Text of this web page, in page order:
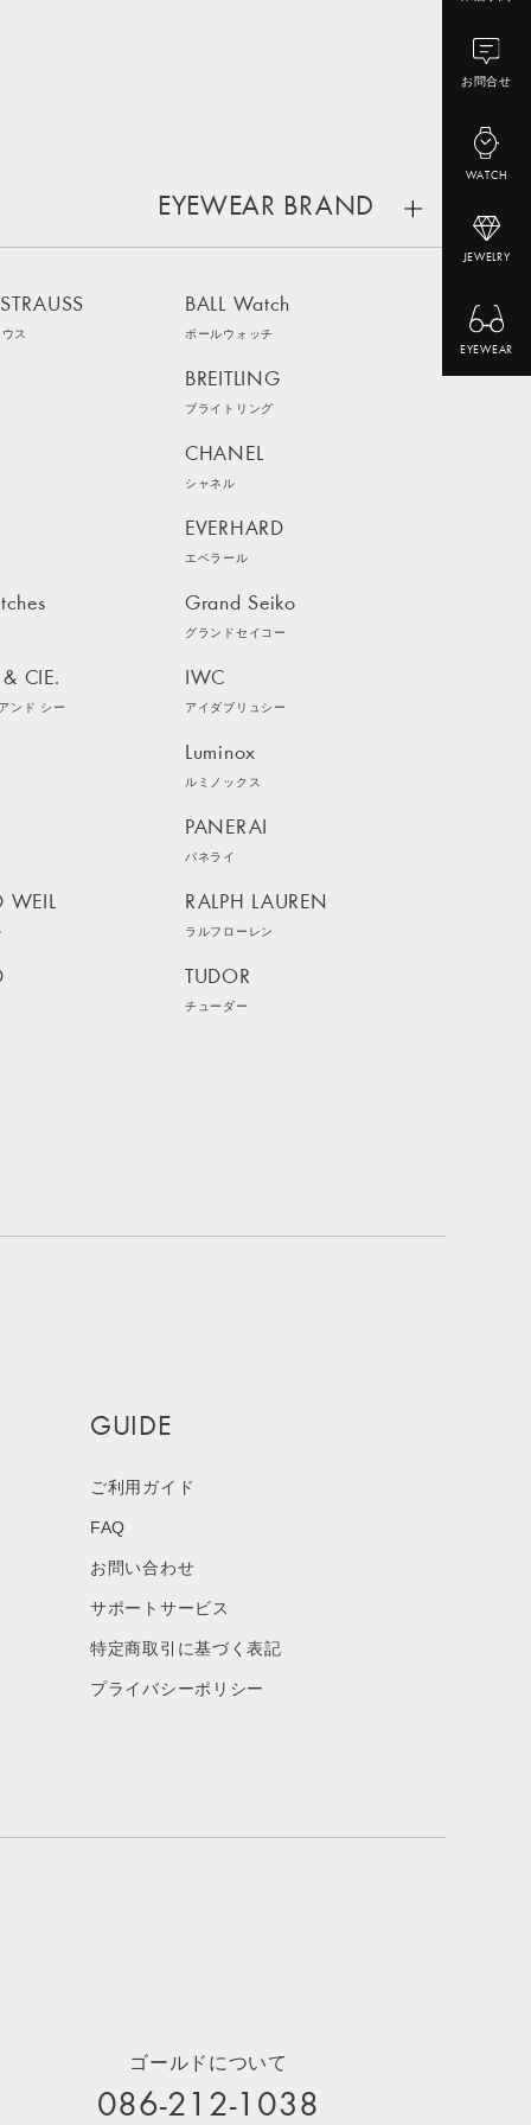
お問合せ
WATCH
JEWELRY
EYEWEAR
ス
BALL Watch
ボールウォッチ
BREITLING
ブライトリング
CHANEL
シャネル
EVERHARD
エベラール
Grand Seiko
グランドセイコー
CIE.
ンド シー
IWC
アイダブリュシー
Luminox
ルミノックス
PANERAI
パネライ
WEIL RALPH LAUREN
ラルフローレン
TUDOR
チューダー
EYEWEAR BRAND
GUIDE
ご利用ガイド
FAQ
お問い合わせ
サポートサービス
特定商取引に基づく表記
プライバシーポリシー
ゴールドについて
086-212-1038